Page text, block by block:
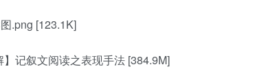
.png [123.1K]
记叙文阅读之表现手法 [384.9M]